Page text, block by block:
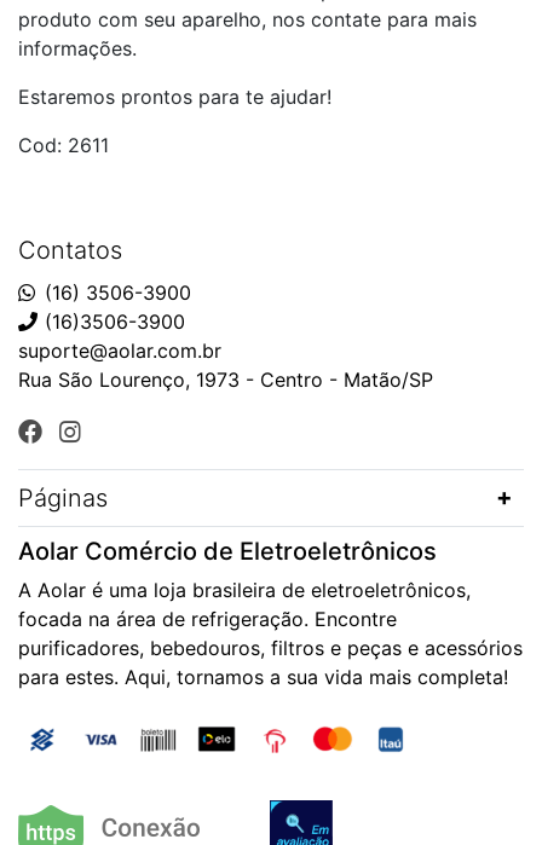
produto com seu aparelho, nos contate para mais
informações.
Estaremos prontos para te ajudar!
Cod: 2611
Contatos
(16) 3506-3900
(16)3506-3900
suporte@aolar.com.br
Rua São Lourenço, 1973 - Centro - Matão/SP
Páginas
Aolar Comércio de Eletroeletrônicos
A Aolar é uma loja brasileira de eletroeletrônicos,
focada na área de refrigeração. Encontre
purificadores, bebedouros, filtros e peças e acessórios
para estes. Aqui, tornamos a sua vida mais completa!